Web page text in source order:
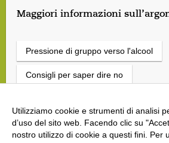
Maggiori informazioni
Pressione di gruppo verso l'alcool
Consigli per saper dire no
Utilizziamo cookie e strumenti di analisi
d’uso del sito web. Facendo clic su
nostro utilizzo di cookie a questi fini. Per